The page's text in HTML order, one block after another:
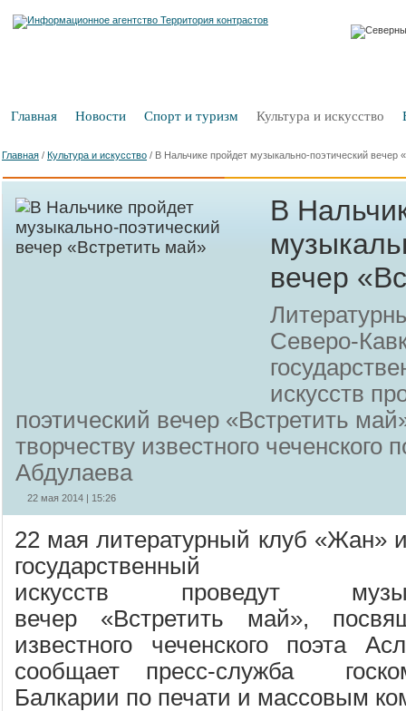
Главная Новости Спорт и туризм Культура и искусство
Главная / Культура и искусство / В Нальчике пройдет музыкально-поэтический вечер
В
вечер
Северо-
искусств
поэтический вечер «Встретить
творчеству известного чеченского
Абдулаева
22 мая 2014 | 15:26
22 мая литературный клуб «Жан»
искусств проведут
вечер «Встретить май»,
известного чеченского поэта
сообщает пресс-служба
Балкарии по печати и массовым